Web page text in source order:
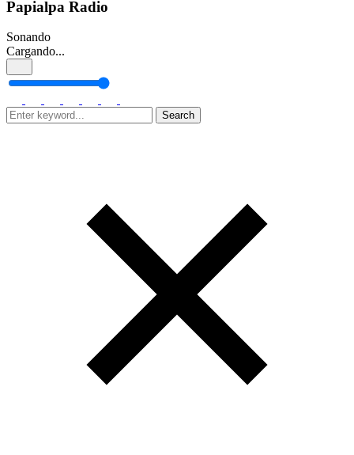
Papialpa Radio
Sonando
Cargando...
Search